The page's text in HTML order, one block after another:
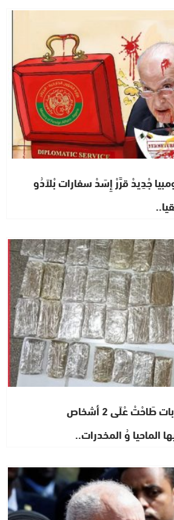
جْدِيدْ قرَّرْ إِسَدْ سفارات بْلاَدُو
فرقة مكافحة العصابات طَاحْتْ عْلَى 2 أشخاص
الماحيا وُ المخدرات..